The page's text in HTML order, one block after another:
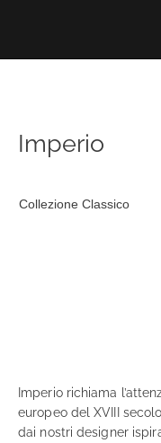
Imperio
Collezione Classico
Imperio richiama
europeo del XVIII
dai nostri designer